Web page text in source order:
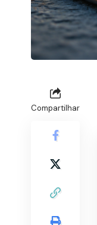
Compartilhar